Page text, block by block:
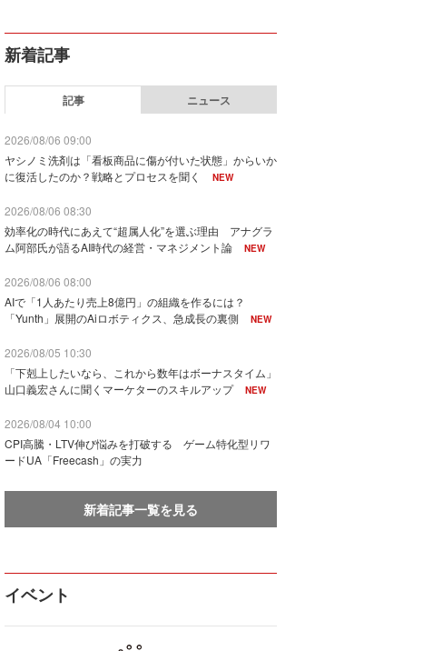
新着記事
記事 ニュース
2026/08/06 09:00
ヤシノミ洗剤は「看板商品に傷が付いた状態」からいか
に復活したのか？戦略とプロセスを聞く
NEW
2026/08/06 08:30
効率化の時代にあえて“超属人化”を選ぶ理由 アナグラ
ム阿部氏が語るAI時代の経営・マネジメント論
NEW
2026/08/06 08:00
AIで「1人あたり売上8億円」の組織を作るには？
「Yunth」展開のAiロボティクス、急成長の裏側
NEW
2026/08/05 10:30
「下剋上したいなら、これから数年はボーナスタイム」
山口義宏さんに聞くマーケターのスキルアップ
NEW
2026/08/04 10:00
CPI高騰・LTV伸び悩みを打破する ゲーム特化型リワ
ードUA「Freecash」の実力
新着記事一覧を見る
イベント